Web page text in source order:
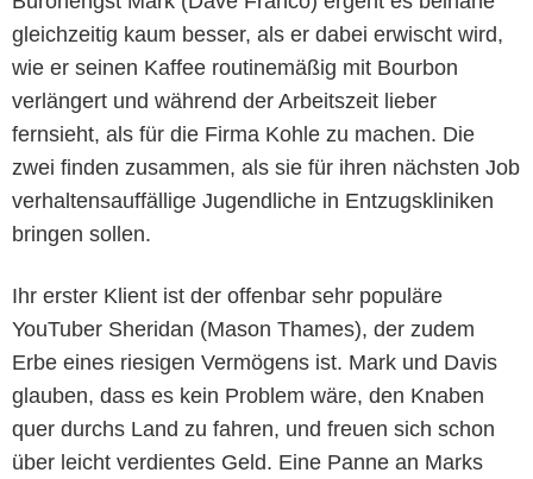
gleichzeitig kaum besser, als er dabei erwischt wird,
wie er seinen Kaffee routinemäßig mit Bourbon
verlängert und während der Arbeitszeit lieber
fernsieht, als für die Firma Kohle zu machen. Die
zwei finden zusammen, als sie für ihren nächsten Job
verhaltensauffällige Jugendliche in Entzugskliniken
bringen sollen.
Ihr erster Klient ist der offenbar sehr populäre
YouTuber Sheridan (Mason Thames), der zudem
Erbe eines riesigen Vermögens ist. Mark und Davis
glauben, dass es kein Problem wäre, den Knaben
quer durchs Land zu fahren, und freuen sich schon
über leicht verdientes Geld. Eine Panne an Marks